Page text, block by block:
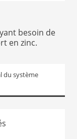
besoin de
en zinc.
du système